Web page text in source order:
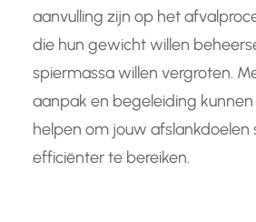
aanvulling zijn op het
die hun gewicht willen
spiermassa willen vergroten.
aanpak en begeleiding
helpen om jouw afslankdoelen
efficiënter te bereiken.